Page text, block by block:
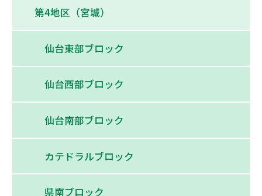
第4地区（宮城）
仙台東部ブロック
仙台西部ブロック
仙台南部ブロック
カテドラルブロック
県南ブロック